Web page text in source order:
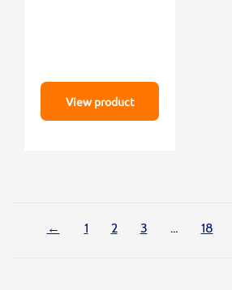
View product
← 1 2 3 … 18